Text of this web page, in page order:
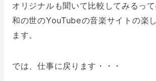
オリジナルも聞いて比較してみるっ
和の世のYouTubeの音楽サイトの楽
ます。
では、仕事に戻ります・・・